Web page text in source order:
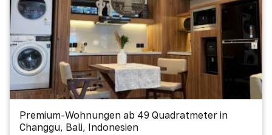
Premium-Wohnungen ab 49 Quadratmeter in
Changgu, Bali, Indonesien